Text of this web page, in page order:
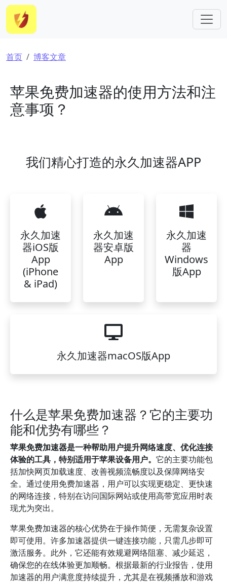
跳转到主要内容
面包屑
首页 博客文章
苹果免费加速器的使用方法和注
意事项？
我们精心打造的永久加速器APP
永久加速
器iOS版
App
(iPhone
& iPad)
永久加速
器安卓版
App
永久加速
器
Windows
版App
永久加速器macOS版App
什么是苹果免费加速器？它的主要功
能和优势有哪些？
苹果免费加速器是一种帮助用户提升网络速度、优化连接
体验的工具，特别适用于苹果设备用户。 它的主要功能包
括加快网页加载速度、改善视频流畅度以及保障网络安
全。通过使用免费加速器，用户可以实现更稳定、更快速
的网络连接，特别在访问国际网站或使用高带宽应用时表
现尤为突出。
苹果免费加速器的核心优势在于操作简便，无需复杂设置
即可使用。许多加速器提供一键连接功能，只需几步即可
激活服务。此外，它还能有效规避网络阻塞、减少延迟，
确保您的在线体验更加顺畅。根据最新的行业报告，使用
加速器的用户满意度持续提升，尤其是在视频播放和游戏